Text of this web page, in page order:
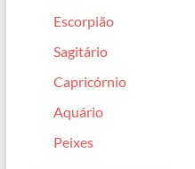
Escorpião
Sagitário
Capricórnio
Aquário
Peixes